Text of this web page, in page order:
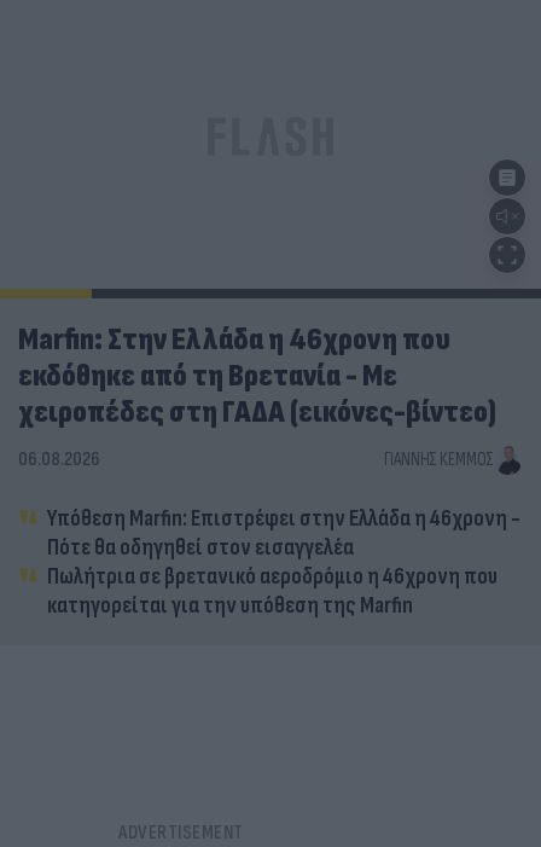
Marfin: Στην Ελλάδα η 46χρονη που
εκδόθηκε από τη Βρετανία - Με
χειροπέδες στη ΓΑΔΑ (εικόνες-βίντεο)
06.08.2026 ΓΙΆΝΝΗΣ ΚΈΜΜΟΣ
Υπόθεση Marfin: Επιστρέφει στην Ελλάδα η 46χρονη -
Πότε θα οδηγηθεί στον εισαγγελέα
Πωλήτρια σε βρετανικό αεροδρόμιο η 46χρονη που
κατηγορείται για την υπόθεση της Marfin